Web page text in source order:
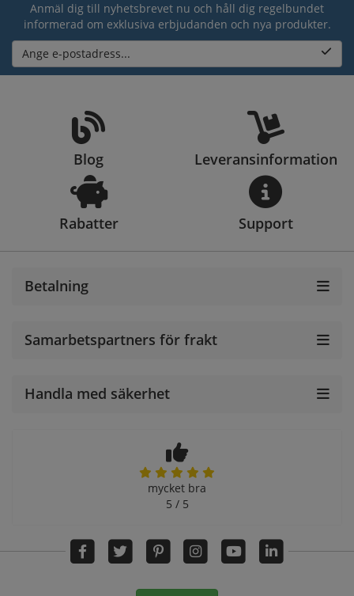
Anmäl dig till nyhetsbrevet nu och håll dig regelbundet
informerad om exklusiva erbjudanden och nya produkter.
Ange e-postadress...
Blog Leveransinformation
Rabatter Support
Betalning
Samarbetspartners för frakt
Handla med säkerhet
mycket bra
5 / 5